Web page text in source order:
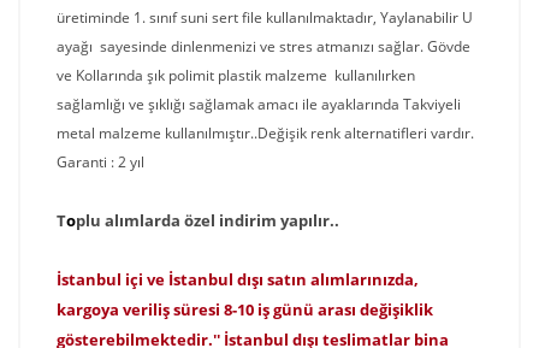
üretiminde 1. sınıf suni sert file kullanılmaktadır, Yaylanabilir U
ayağı sayesinde dinlenmenizi ve stres atmanızı sağlar. Gövde
ve Kollarında şık polimit plastik malzeme kullanılırken
sağlamlığı ve şıklığı sağlamak amacı ile ayaklarında Takviyeli
metal malzeme kullanılmıştır..Değişik renk alternatifleri vardır.
Garanti : 2 yıl
Toplu alımlarda özel indirim yapılır..
İstanbul içi ve İstanbul dışı satın alımlarınızda,
kargoya veriliş süresi 8-10 iş günü arası değişiklik
gösterebilmektedir.'' İstanbul dışı teslimatlar bina